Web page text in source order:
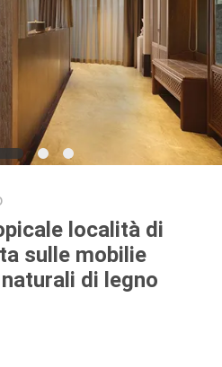
località di
sulle mobilie
di legno